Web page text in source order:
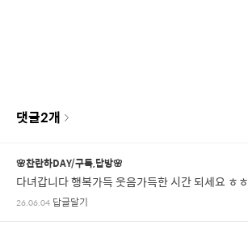
댓글2개
🌸찬란하DAY/구독,답방🌸
다녀갑니다 행복가득 웃음가득한 시간 되세요 ㅎㅎ
26.06.04 답글달기